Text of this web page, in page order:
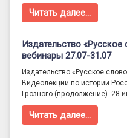
Читать далее…
Издательство «Русское
вебинары 27.07-31.07
Издательство «Русское
Видеолекции по истории
Грозного (продолжение) 28
Читать далее…